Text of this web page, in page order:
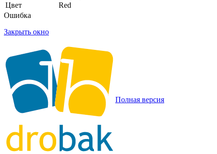
Цвет
Red
Ошибка
Закрыть окно
Полная версия